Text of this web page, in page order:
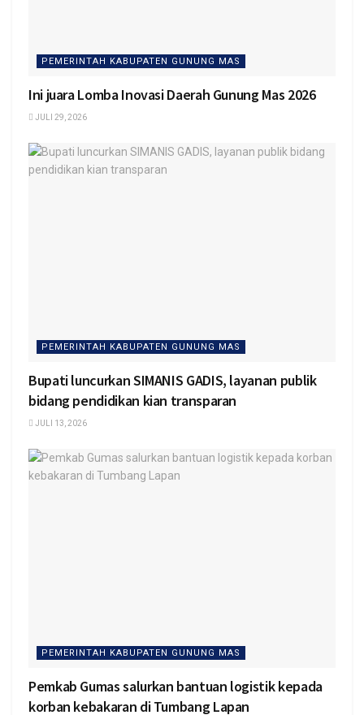
PEMERINTAH KABUPATEN GUNUNG MAS
Ini juara Lomba Inovasi Daerah Gunung Mas 2026
JULI 29, 2026
PEMERINTAH KABUPATEN GUNUNG MAS
Bupati luncurkan SIMANIS GADIS, layanan publik
bidang pendidikan kian transparan
JULI 13, 2026
PEMERINTAH KABUPATEN GUNUNG MAS
Pemkab Gumas salurkan bantuan logistik kepada
korban kebakaran di Tumbang Lapan